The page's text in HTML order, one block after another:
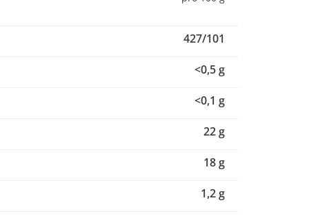
427/101
<0,5 g
<0,1 g
22 g
18 g
1,2 g